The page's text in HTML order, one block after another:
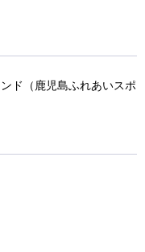
ド（鹿児島ふれあいスポ